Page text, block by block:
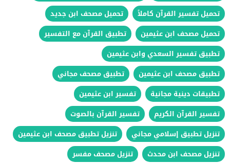
تحميل تفسير القرآن كاملاً
تحميل مصحف ابن جديد
تحميل مصحف ابن عثيمين
تطبيق القرآن مع التفسير
تطبيق تفسير السعدي وابن عثيمين
تطبيق مصحف ابن عثيمين
تطبيق مصحف مجاني
تطبيقات دينية مجانية
تفسير ابن عثيمين
تفسير القرآن الكريم
تفسير القرآن بالصوت
تنزيل تطبيق إسلامي مجاني
تنزيل تطبيق مصحف ابن عثيمين
تنزيل مصحف ابن محدث
تنزيل مصحف مفسر